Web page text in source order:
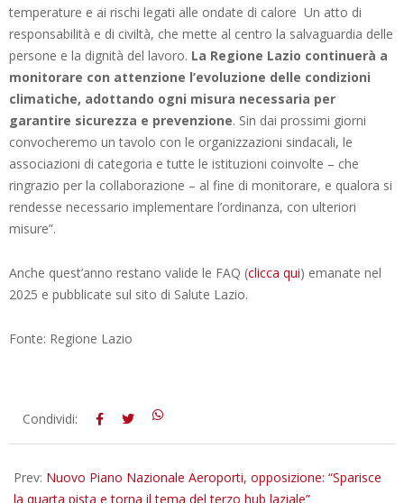
temperature e ai rischi legati alle ondate di calore Un atto di
responsabilità e di civiltà, che mette al centro la salvaguardia delle
persone e la dignità del lavoro. La Regione Lazio continuerà a
monitorare con attenzione l’evoluzione delle condizioni
climatiche, adottando ogni misura necessaria per
garantire sicurezza e prevenzione. Sin dai prossimi giorni
convocheremo un tavolo con le organizzazioni sindacali, le
associazioni di categoria e tutte le istituzioni coinvolte – che
ringrazio per la collaborazione – al fine di monitorare, e qualora si
rendesse necessario implementare l’ordinanza, con ulteriori
misure”.
Anche quest’anno restano valide le FAQ (clicca qui) emanate nel
2025 e pubblicate sul sito di Salute Lazio.
Fonte: Regione Lazio
2026-
Condividi:
Prev: Nuovo Piano Nazionale Aeroporti, opposizione: “Sparisce
la quarta pista e torna il tema del terzo hub laziale”